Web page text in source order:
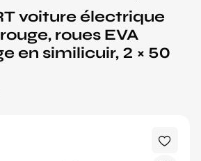
voiture électrique
roues EVA
en similicuir, 2 × 50